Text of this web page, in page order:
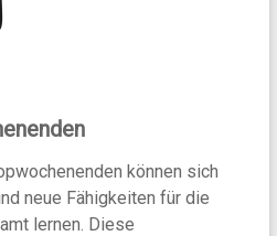
können sich
neue Fähigkeiten für die
lernen. Diese